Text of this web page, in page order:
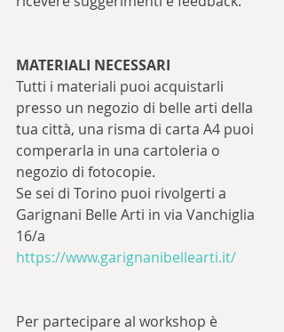
MATERIALI NECESSARI
Tutti i materiali puoi acquistarli
presso un negozio di belle arti della
tua città, una risma di carta A4 puoi
comperarla in una cartoleria o
negozio di fotocopie.
Se sei di Torino puoi rivolgerti a
Garignani Belle Arti in via Vanchiglia
16/a
https://www.garignanibellearti.it/
Per partecipare al workshop è